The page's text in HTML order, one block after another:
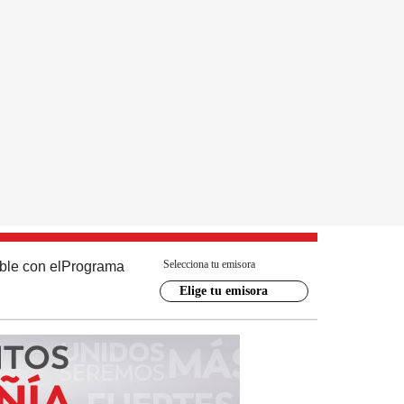
con el Programa Selecciona tu emisora
Elige tu emisora